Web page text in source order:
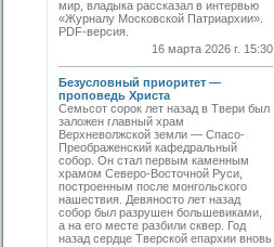
мир, владыка рассказал в интервью
«Журналу Московской Патриархии».
PDF-версия.
16 марта 2026 г. 15:30
Безусловный приоритет —
проповедь Христа
Семьсот сорок лет назад в Твери был
заложен главный храм
Верхневолжской земли — Спасо-
Преображенский кафедральный
собор. Он стал первым каменным
храмом Северо-Восточной Руси,
построенным после монгольского
нашествия. Девяносто лет назад
собор был разрушен большевиками,
а на его месте разбили сквер. Год
назад сердце Тверской епархии вновь